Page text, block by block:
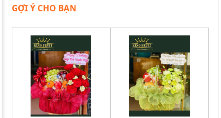
GỢI Ý CHO BẠN